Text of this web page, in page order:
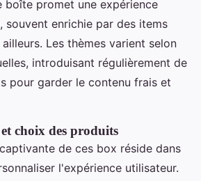
boîte promet une expérience
souvent enrichie par des items
Les thèmes varient selon
introduisant régulièrement de
pour garder le contenu frais et
choix des produits
de ces box réside dans
l'expérience utilisateur.